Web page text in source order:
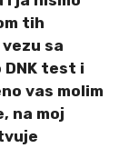
tih
sa
DNK test i
vas molim
na moj